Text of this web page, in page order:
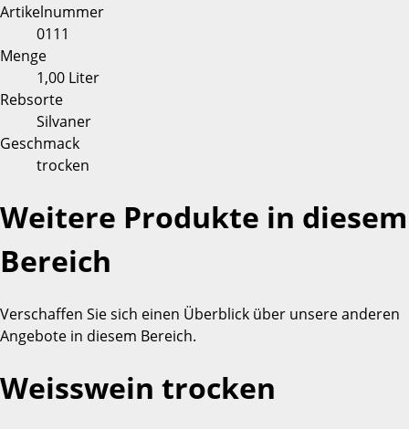
Artikelnummer
0111
Menge
1,00 Liter
Rebsorte
Silvaner
Geschmack
trocken
Weitere Produkte in diesem
Bereich
Verschaffen Sie sich einen Überblick über unsere anderen
Angebote in diesem Bereich.
Weisswein trocken